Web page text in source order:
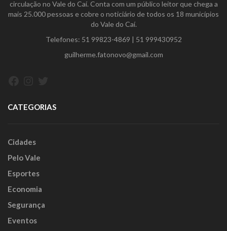
circulação no Vale do Caí. Conta com um público leitor que chega a
mais 25.000 pessoas e cobre o noticiário de todos os 18 municípios
do Vale do Caí.
Telefones: 51 99823-4869 | 51 999430952
guilherme.fatonovo@gmail.com
CATEGORIAS
Cidades
Pelo Vale
Esportes
Economia
Segurança
Eventos